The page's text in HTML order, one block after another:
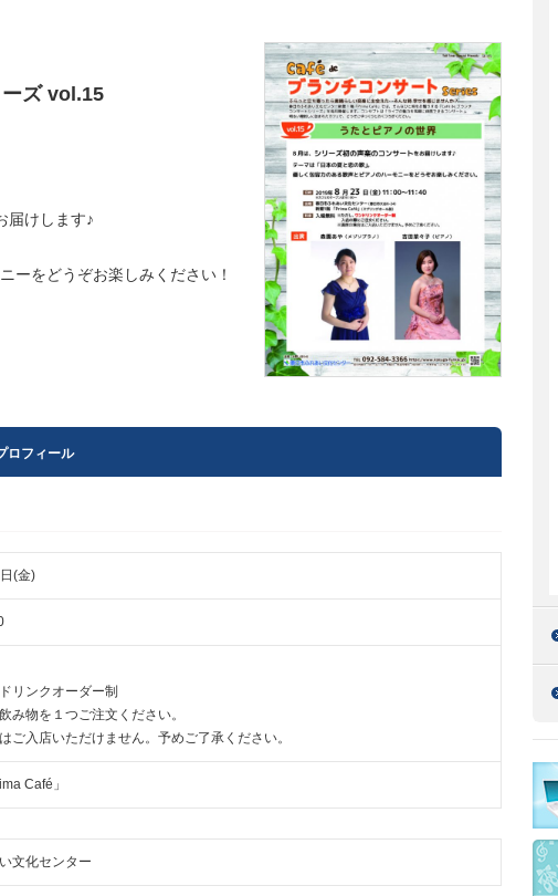
ズ vol.15
届けします♪
ーをどうぞお楽しみください！
ロフィール
(金)
リンクオーダー制
み物を１つご注文ください。
ご入店いただけません。予めご了承ください。
Café」
文化センター